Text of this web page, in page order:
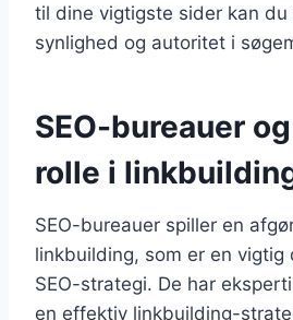
til dine vigtigste sider kan
synlighed og autoritet i
SEO-bureauer
rolle i
SEO-bureauer spiller en
linkbuilding, som er en vigtig
SEO-strategi. De har
en effektiv linkbuilding-